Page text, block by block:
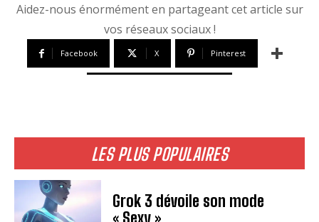
LES PLUS POPULAIRES
Grok 3 dévoile son mode
« Sexy »
Aidez-nous énormément en partageant cet article sur
vos réseaux sociaux !
Facebook X Pinterest